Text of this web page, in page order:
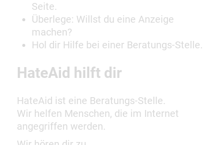
Seite.
Überlege: Willst du eine Anzeige
machen?
Hol dir Hilfe bei einer Beratungs-Stelle.
HateAid hilft dir
HateAid ist eine Beratungs-Stelle.
Wir helfen Menschen, die im Internet
angegriffen werden.